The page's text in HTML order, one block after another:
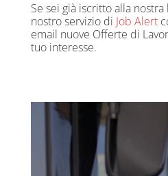
Se sei già iscritto alla
nostro servizio di Job Alert
email nuove Offerte di
tuo interesse.